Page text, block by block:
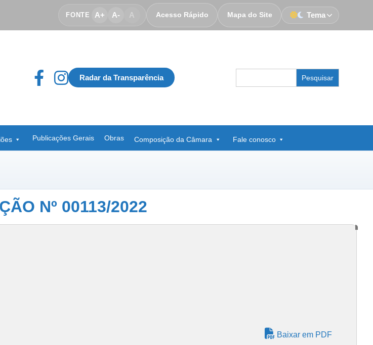
FONTE A+ A- A Acesso Rápido Mapa do Site Tema
Radar da Transparência
for:
Publicações Gerais Obras Composição da Câmara Fale conosco
Nº 00113/2022
Baixar em PDF